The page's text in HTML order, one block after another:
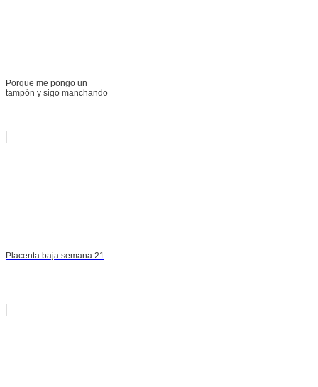
Porque me pongo un
tampón y sigo manchando
Placenta baja semana 21